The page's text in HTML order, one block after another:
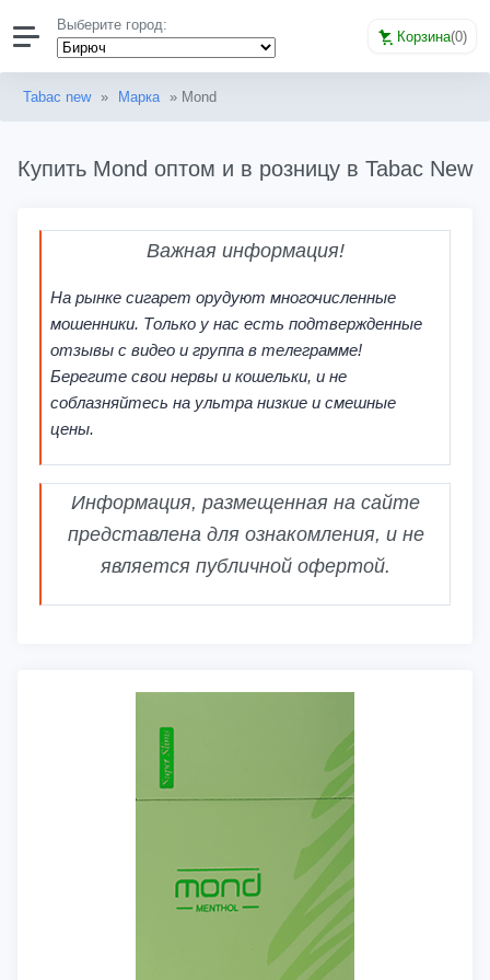
Выберите город:
Корзина(0)
Tabac new » Марка » Mond
Купить Mond оптом и в розницу в Tabac New
Важная информация!
На рынке сигарет орудуют многочисленные
мошенники. Только у нас есть подтвержденные
отзывы с видео и группа в телеграмме!
Берегите свои нервы и кошельки, и не
соблазняйтесь на ультра низкие и смешные
цены.
Информация, размещенная на сайте
представлена для ознакомления, и не
является публичной офертой.